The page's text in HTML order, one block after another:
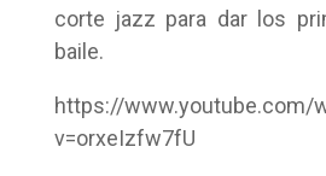
corte jazz para dar los
baile.
https://www.youtube.com/
v=orxeIzfw7fU